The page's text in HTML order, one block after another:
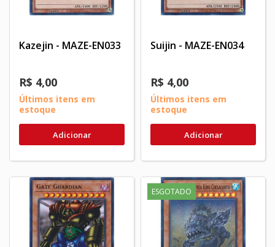
Kazejin - MAZE-EN033
R$ 4,00
Últimos itens em
estoque
Adicionar
Suijin - MAZE-EN034
R$ 4,00
Últimos itens em
estoque
Adicionar
ESGOTADO